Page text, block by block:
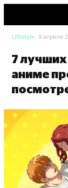
Lifestyle 9 апреля
7
аниме